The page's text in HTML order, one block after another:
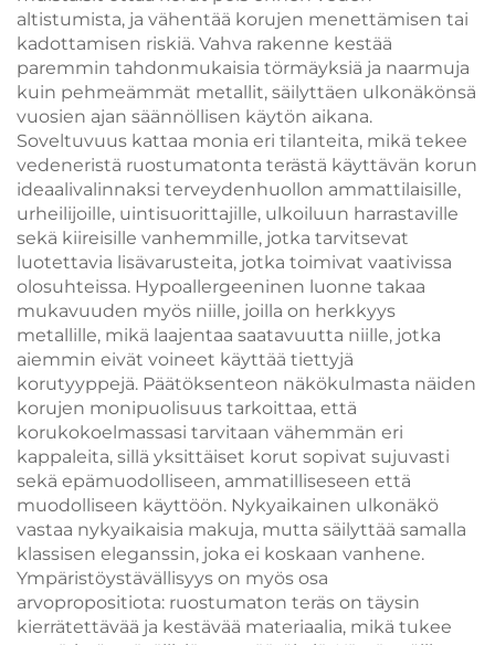
altistumista, ja vähentää korujen menettämisen tai
kadottamisen riskiä. Vahva rakenne kestää
paremmin tahdonmukaisia törmäyksiä ja naarmuja
kuin pehmeämmät metallit, säilyttäen ulkonäkönsä
vuosien ajan säännöllisen käytön aikana.
Soveltuvuus kattaa monia eri tilanteita, mikä tekee
vedeneristä ruostumatonta terästä käyttävän korun
ideaalivalinnaksi terveydenhuollon ammattilaisille,
urheilijoille, uintisuorittajille, ulkoiluun harrastaville
sekä kiireisille vanhemmille, jotka tarvitsevat
luotettavia lisävarusteita, jotka toimivat vaativissa
olosuhteissa. Hypoallergeeninen luonne takaa
mukavuuden myös niille, joilla on herkkyys
metallille, mikä laajentaa saatavuutta niille, jotka
aiemmin eivät voineet käyttää tiettyjä
korutyyppejä. Päätöksenteon näkökulmasta näiden
korujen monipuolisuus tarkoittaa, että
korukokoelmassasi tarvitaan vähemmän eri
kappaleita, sillä yksittäiset korut sopivat sujuvasti
sekä epämuodolliseen, ammatilliseseen että
muodolliseen käyttöön. Nykyaikainen ulkonäkö
vastaa nykyaikaisia makuja, mutta säilyttää samalla
klassisen eleganssin, joka ei koskaan vanhene.
Ympäristöystävällisyys on myös osa
arvopropositiota: ruostumaton teräs on täysin
kierrätettävää ja kestävää materiaalia, mikä tukee